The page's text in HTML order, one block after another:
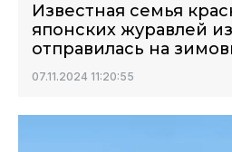
Известная семья
японских журавлей
отправилась на
07.11.2024 11:20:55